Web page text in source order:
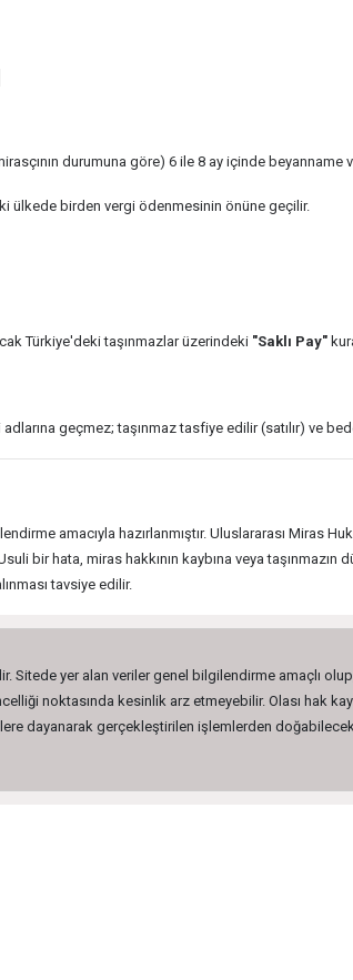
durumuna göre) 6 ile 8 ay içinde beyanname
ülkede birden vergi ödenmesinin önüne geçilir.
Türkiye'deki taşınmazlar üzerindeki "Saklı Pay"
geçmez; taşınmaz tasfiye edilir (satılır) ve
amacıyla hazırlanmıştır. Uluslararası Miras
bir hata, miras hakkının kaybına veya
tavsiye edilir.
yer alan veriler genel bilgilendirme amaçlı
noktasında kesinlik arz etmeyebilir. Olası hak
dayanarak gerçekleştirilen işlemlerden